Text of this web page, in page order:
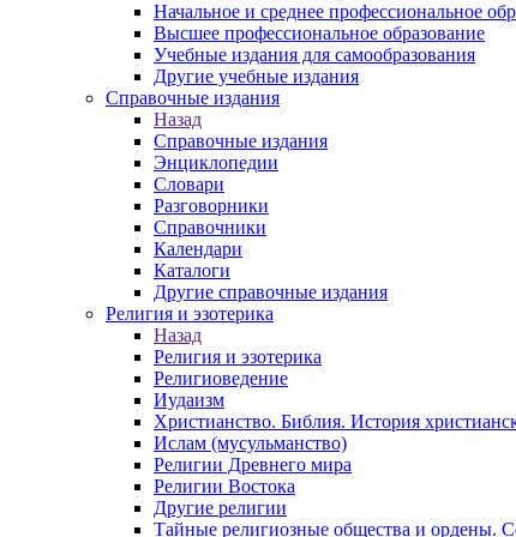
Начальное и среднее профессиональное
Высшее профессиональное образование
Учебные издания для самообразования
Другие учебные издания
Справочные издания
Назад
Справочные издания
Энциклопедии
Словари
Разговорники
Справочники
Календари
Каталоги
Другие справочные издания
Религия и эзотерика
Назад
Религия и эзотерика
Религиоведение
Иудаизм
Христианство. Библия. История
Ислам (мусульманство)
Религии Древнего мира
Религии Востока
Другие религии
Тайные религиозные общества и ордены.